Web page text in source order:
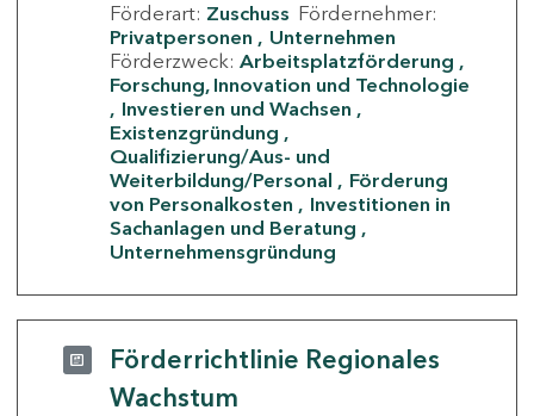
Förderart: Zuschuss Fördernehmer:
Privatpersonen
Unternehmen
Förderzweck: Arbeitsplatzförderung
Forschung, Innovation und Technologie
Investieren und Wachsen
Existenzgründung
Qualifizierung/Aus- und
Weiterbildung/Personal
Förderung
von Personalkosten
Investitionen in
Sachanlagen und Beratung
Unternehmensgründung
Förderrichtlinie Regionales
Wachstum